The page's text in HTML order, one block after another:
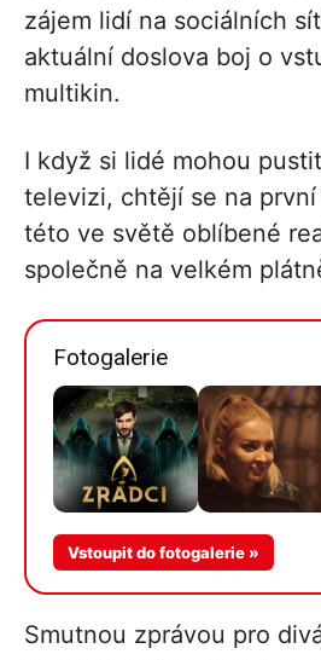
zájem lidí na sociálních
aktuální doslova boj o
multikin.
I když si lidé mohou
televizi, chtějí se na
této ve světě oblíbené
společně na velkém
Fotogalerie
Vstoupit do fotogalerie »
Smutnou zprávou pro